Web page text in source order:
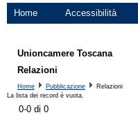
Home Accessibilità
Unioncamere Toscana
Relazioni
Home Pubblicazione
Relazioni
La lista dei record è vuota.
0-0 di 0